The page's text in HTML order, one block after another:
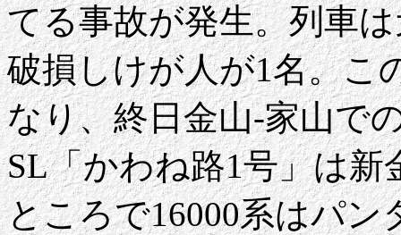
てる事故が発生。列車
破損しけが人が1名。こ
なり、終日金山-家山で
SL「かわね路1号」は
ところで16000系はパ